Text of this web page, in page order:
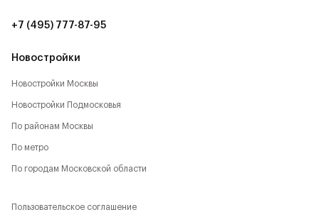
Новостройки
Новостройки Москвы
Новостройки Подмосковья
По районам Москвы
По метро
По городам Московской области
+7 (495) 777-87-95
Пользовательское соглашение